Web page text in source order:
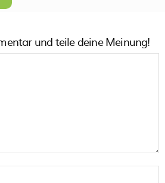
und teile deine Meinung!